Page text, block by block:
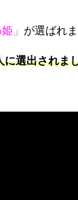
」 が選ばれ
に選出されま